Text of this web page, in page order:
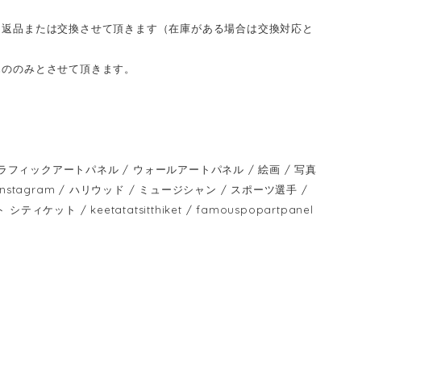
または交換させて頂きます（在庫がある場合は交換対応と
のみとさせて頂きます。
フィックアートパネル / ウォールアートパネル / 絵画 / 写真
/ ハリウッド / ミュージシャン / スポーツ選手 /
シティケット / keetatatsitthiket / famouspopartpanel